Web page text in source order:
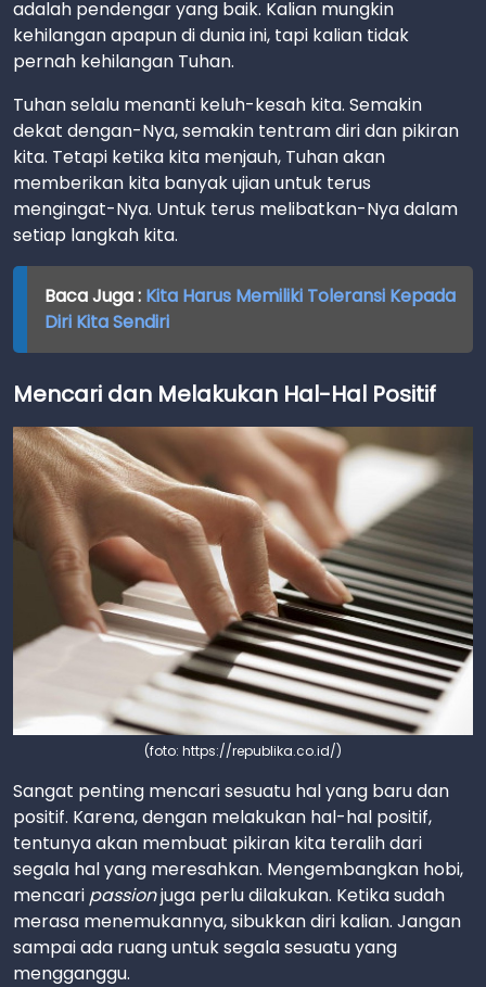
adalah pendengar yang baik. Kalian mungkin
kehilangan apapun di dunia ini, tapi kalian tidak
pernah kehilangan Tuhan.
Tuhan selalu menanti keluh-kesah kita. Semakin
dekat dengan-Nya, semakin tentram diri dan pikiran
kita. Tetapi ketika kita menjauh, Tuhan akan
memberikan kita banyak ujian untuk terus
mengingat-Nya. Untuk terus melibatkan-Nya dalam
setiap langkah kita.
Baca Juga : Kita Harus Memiliki Toleransi Kepada
Diri Kita Sendiri
Mencari dan Melakukan Hal-Hal Positif
(foto: https://republika.co.id/)
Sangat penting mencari sesuatu hal yang baru dan
positif. Karena, dengan melakukan hal-hal positif,
tentunya akan membuat pikiran kita teralih dari
segala hal yang meresahkan. Mengembangkan hobi,
mencari passionjuga perlu dilakukan. Ketika sudah
merasa menemukannya, sibukkan diri kalian. Jangan
sampai ada ruang untuk segala sesuatu yang
mengganggu.